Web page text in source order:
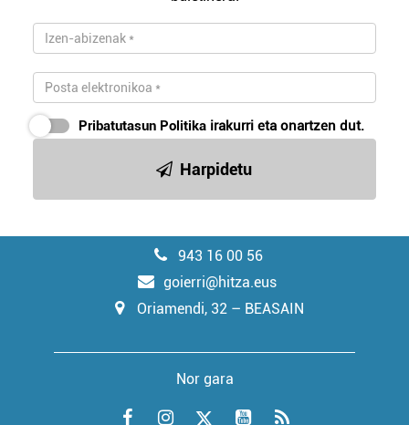
Pribatutasun Politika irakurri eta onartzen dut.
Harpidetu
943 16 00 56
goierri@hitza.eus
Oriamendi, 32 – BEASAIN
Nor gara